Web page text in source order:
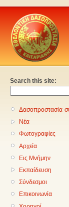
Search this site:
Δασοπροστασία-
Νέα
Φωτογραφίες
Αρχεία
Εις Μνήμην
Εκπαίδευση
Σύνδεσμοι
Επικοινωνία